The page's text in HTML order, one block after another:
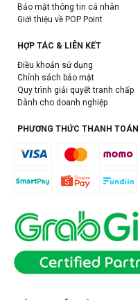
Bảo mật thông tin cá nhân
Giới thiệu về POP Point
HỢP TÁC & LIÊN KẾT
Điều khoản sử dụng
Chính sách bảo mật
Quy trình giải quyết tranh chấp
Dành cho doanh nghiệp
PHƯƠNG THỨC THANH TOÁN